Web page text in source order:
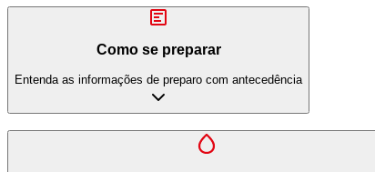
Como se preparar
Entenda as informações de preparo com antecedência